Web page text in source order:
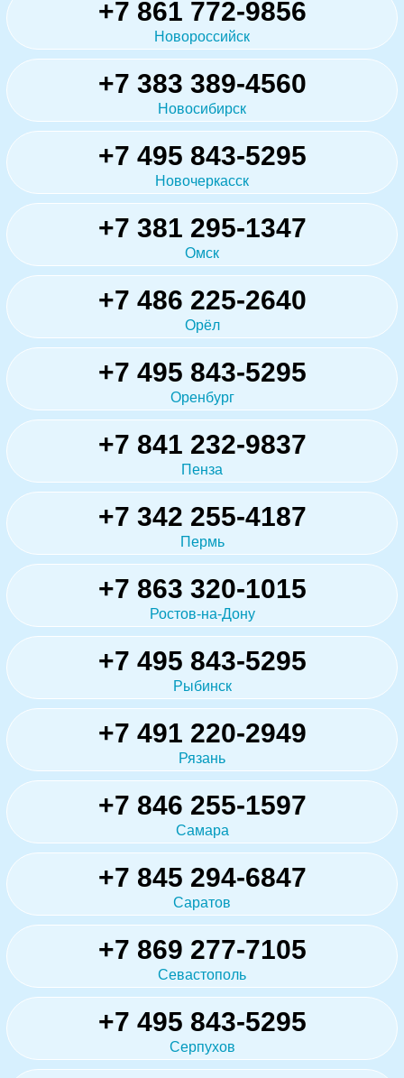
+7 861 772-9856
Новороссийск
+7 383 389-4560
Новосибирск
+7 495 843-5295
Новочеркасск
+7 381 295-1347
Омск
+7 486 225-2640
Орёл
+7 495 843-5295
Оренбург
+7 841 232-9837
Пенза
+7 342 255-4187
Пермь
+7 863 320-1015
Ростов-на-Дону
+7 495 843-5295
Рыбинск
+7 491 220-2949
Рязань
+7 846 255-1597
Самара
+7 845 294-6847
Саратов
+7 869 277-7105
Севастополь
+7 495 843-5295
Серпухов